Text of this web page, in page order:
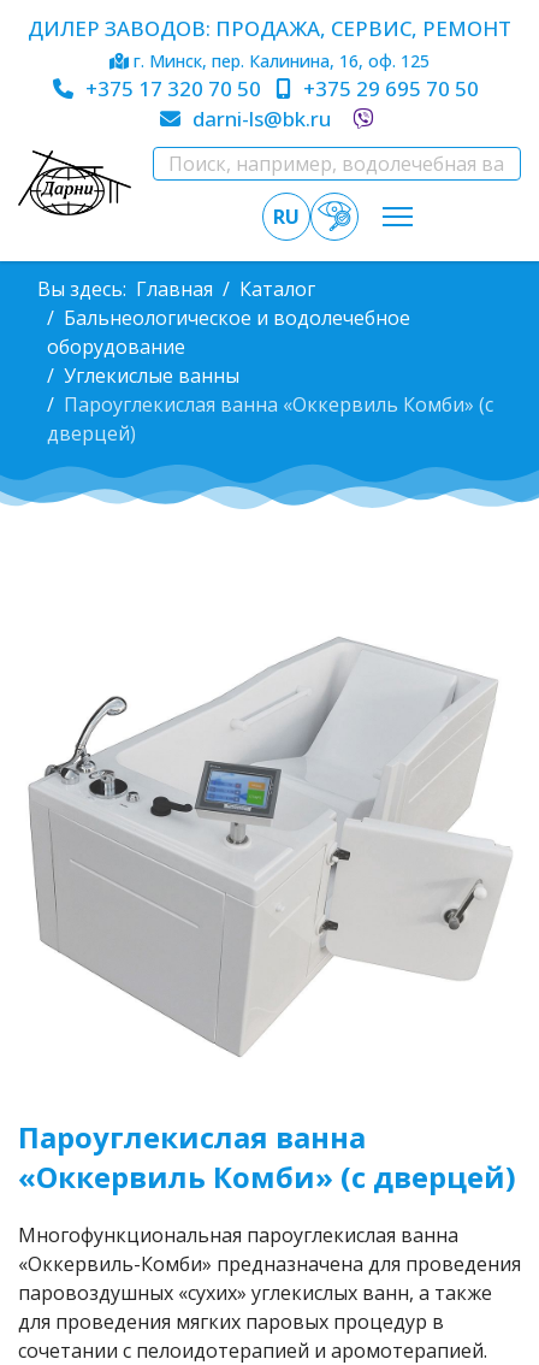
ДИЛЕР ЗАВОДОВ: ПРОДАЖА, СЕРВИС, РЕМОНТ
г. Минск, пер. Калинина, 16, оф. 125
+375 17 320 70 50
+375 29 695 70 50
darni-ls@bk.ru
RU
Вы здесь: Главная
Каталог
Бальнеологическое и водолечебное
оборудование
Углекислые ванны
Пароуглекислая ванна «Оккервиль Комби» (с
дверцей)
Пароуглекислая ванна
«Оккервиль Комби» (с дверцей)
Многофункциональная пароуглекислая ванна
«Оккервиль-Комби» предназначена для проведения
паровоздушных «сухих» углекислых ванн, а также
для проведения мягких паровых процедур в
сочетании с пелоидотерапией и аромотерапией.